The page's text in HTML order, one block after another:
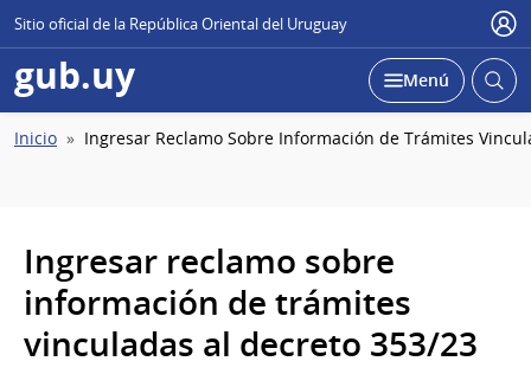
Sitio oficial de la República Oriental del Uruguay
gub.uy Desplegar
Menú Abrir
Ruta
Inicio Ingresar Reclamo Sobre Información de Trámites
Ingresar reclamo sobre
información de trámites
vinculadas al decreto 353/23